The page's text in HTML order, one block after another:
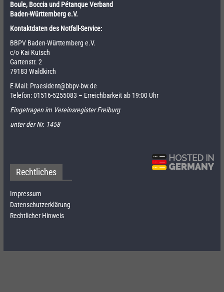
Boule, Boccia und Pétanque Verband
Baden-Württemberg e.V.
Kontaktdaten des Notfall-Service:
BBPV Baden-Württemberg e.V.
c/o Kai Kutsch
Gartenstr. 2
79183 Waldkirch
E-Mail: Praesident@bbpv-bw.de
Telefon:01516-5255083 – Erreichbarkeit ab 19:00 Uhr
Eingetragen im Vereinsregister Freiburg
unter der Nr. 1458
Rechtliches
Impressum
Datenschutzerklärung
Rechtlicher Hinweis